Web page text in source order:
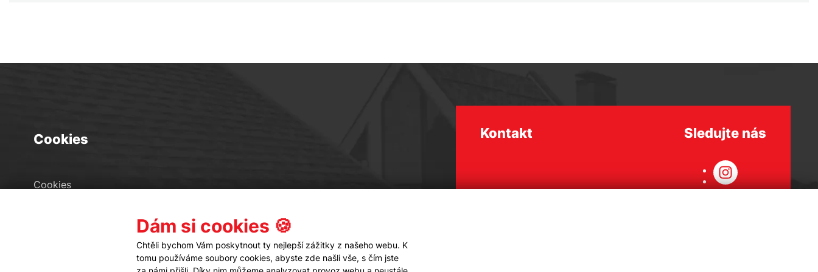
Cookies
Cookies
Kontakt Sledujte nás
Dám si cookies 🍪
Chtěli bychom Vám poskytnout ty nejlepší zážitky z našeho webu. K
tomu používáme soubory cookies, abyste zde našli vše, s čím jste